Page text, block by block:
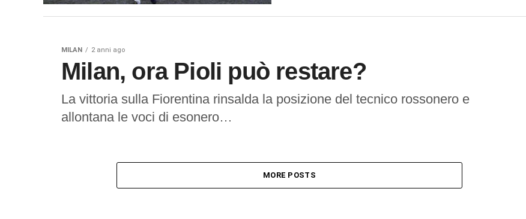
MILAN 2 anni ago
Milan, ora Pioli può restare?
La vittoria sulla Fiorentina rinsalda la posizione del tecnico rossonero e
allontana le voci di esonero…
MORE POSTS